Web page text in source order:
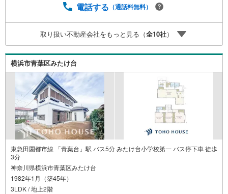
ーーーーーーーーーーーーーーーーーーーーーーーーー紹
利は 2026年8月時点 のものであり、実際の適用金利は融資
実行時のものとなります。金利情勢により表記の返済額と
異なる場合があります。ーーーーーーーーーーーーーーー
ーーーーーーーーーー
電話する （通話料無料）
取り扱い不動産会社をもっと見る（全10社）
横浜市青葉区みたけ台
東急田園都市線 「青葉台」駅 バス5分 みたけ台小学校第一 バス停下車 徒歩
3分
神奈川県横浜市青葉区みたけ台
1982年1月（築45年）
3LDK / 地上2階